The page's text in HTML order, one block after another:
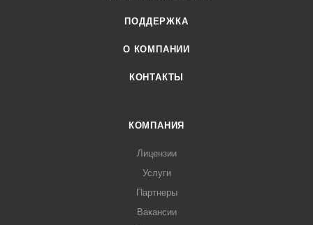
ПОДДЕРЖКА
О КОМПАНИИ
КОНТАКТЫ
КОМПАНИЯ
Лицензии
Услуги
Партнеры
Вакансии